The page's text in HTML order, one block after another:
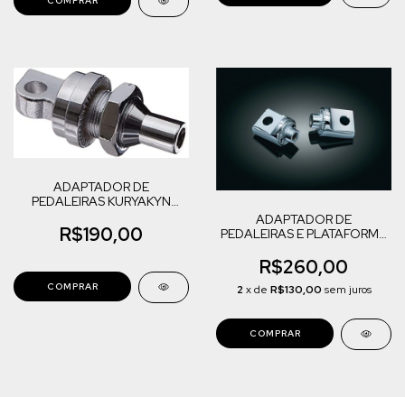
ADAPTADOR DE
PEDALEIRAS KURYAKYN
MODELOS
R$190,00
ADAPTADOR DE
PEDALEIRAS E PLATAFORMA
DAVIDSON MODELOS
R$260,00
2 x de R$130,00 sem juros